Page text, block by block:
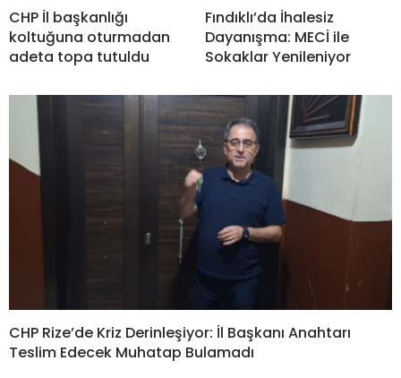
CHP İl başkanlığı
koltuğuna oturmadan
adeta topa tutuldu
Fındıklı’da İhalesiz
Dayanışma: MECİ ile
Sokaklar Yenileniyor
CHP Rize’de Kriz Derinleşiyor: İl Başkanı Anahtarı
Teslim Edecek Muhatap Bulamadı